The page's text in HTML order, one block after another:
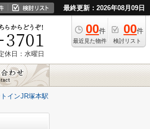
最終更新：2026年08月09日
00件
最近見た物件
00件
検討リスト
休日：水曜日
インJR塚本駅